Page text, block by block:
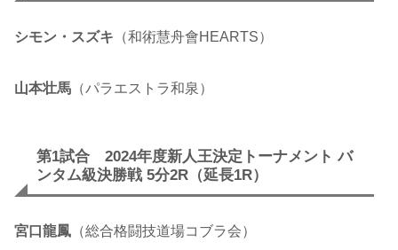
シモン・スズキ （和術慧舟會HEARTS）
山本壮馬 （パラエストラ和泉）
第1試合 2024年度新人王決定トーナメント バ
ンタム級決勝戦 5分2R（延長1R）
宮口龍鳳 （総合格闘技道場コブラ会）